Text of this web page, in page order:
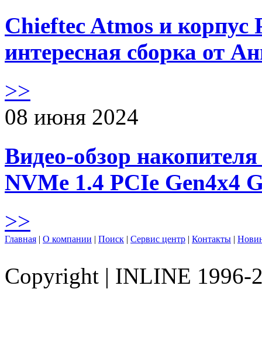
Chieftec Atmos и корпус
интересная сборка от
>>
08 июня 2024
Видео-обзор
NVMe 1.4 PCIe Gen4х4
>>
Главная | О компании | Поиск | Сервис центр | Контакты |
Copyright | INLINE 1996-